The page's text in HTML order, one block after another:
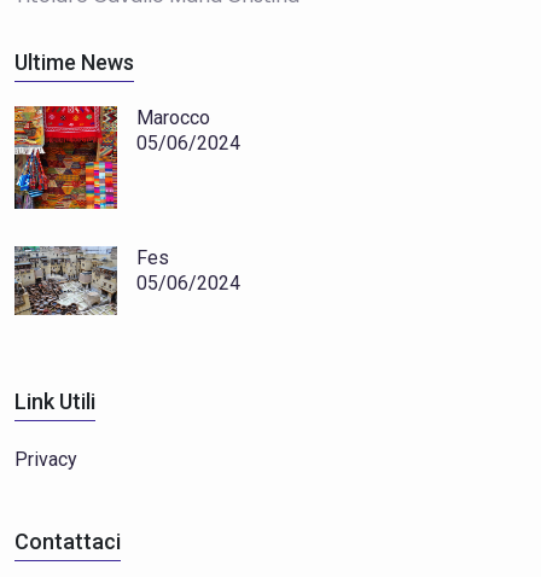
Ultime News
Marocco
05/06/2024
Fes
05/06/2024
Link Utili
Privacy
Contattaci